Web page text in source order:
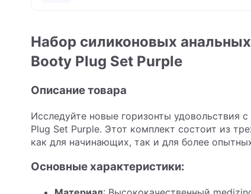
Набор силиконовых
Booty Plug Set Purple
Описание товара
Исследуйте новые горизонты удовольствия
Plug Set Purple. Этот комплект состоит из
как для начинающих, так и для более
Основные характеристики: